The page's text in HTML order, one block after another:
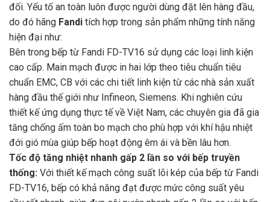
đối. Yếu tố an toàn luôn được người dùng đặt lên hàng đầu,
do đó hãng Fandi tích hợp trong sản phẩm những tính năng
hiện đại như:
Bên trong bếp từ Fandi FD-TV16 sử dụng các loại linh kiện
cao cấp. Main mạch được in hai lớp theo tiêu chuẩn tiêu
chuẩn EMC, CB với các chi tiết linh kiện từ các nhà sản xuất
hàng đầu thế giới như Infineon, Siemens. Khi nghiên cứu
thiết kế ứng dụng thực tế về Việt Nam, các chuyên gia đã gia
tăng chống ấm toàn bo mạch cho phù hợp với khí hậu nhiệt
đới gió mùa giúp bếp hoạt động êm ái và bền lâu hơn.
Tốc độ tăng nhiệt nhanh gấp 2 lần so với bếp truyền
thống: Với thiết kế mạch công suất lõi kép của bếp từ Fandi
FD-TV16, bếp có khả năng đạt được mức công suất yêu